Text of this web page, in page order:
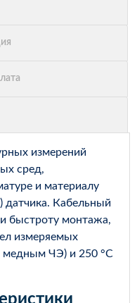
измерений
сред,
и материалу
датчика. Кабельный
быстроту монтажа,
измеряемых
медным ЧЭ) и 250 °С